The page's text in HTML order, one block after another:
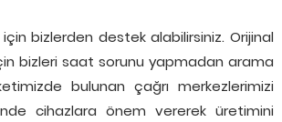
bizlerden destek alabilirsiniz. Orijinal
bizleri saat sorunu yapmadan arama
bulunan çağrı merkezlerimizi
cihazlara önem vererek üretimini